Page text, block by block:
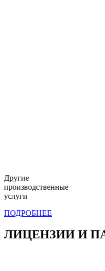
Другие
производственные
услуги
ПОДРОБНЕЕ
ЛИЦЕНЗИИ И